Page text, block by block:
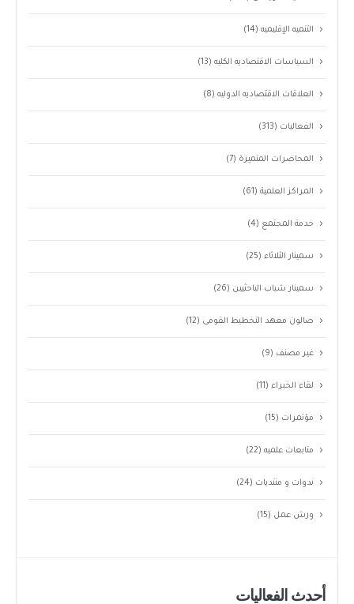
التنميه الإقليميه(14)
السياسات الاقتصاديه الكليه(13)
العلاقات الاقتصاديه الدوليه(8)
الفعاليات (313)
المحاضرات المتميزة (7)
المراكز العلمية(61)
خدمة المجتمع (4)
سمينار الثلاثاء(25)
سمينار شباب الباحثيين (26)
صالون معهد التخطيط القومى (12)
غير مصنف (9)
لقاء الخبراء(11)
مؤتمرات (15)
متابعات علميه(22)
ندوات و منتديات (24)
ورش عمل (15)
أحدث الفعاليات